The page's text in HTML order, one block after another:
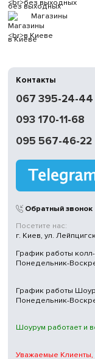
без выходных
Магазины
в Киеве
Контакты
067 395-24-44
093 170-11-68
095 567-46-22
Обратный звонок
Посетите нас:
г. Киев, ул.
График работы
Понедельник-
График работы
Понедельник-
Шоурум работает и
Уважаемые